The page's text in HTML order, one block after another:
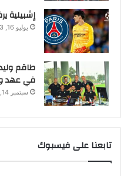
إشبيلية
يوليو 16, 2023
طاقم
في عهد
سبتمبر 14, 2022
تابعنا على فيسبوك